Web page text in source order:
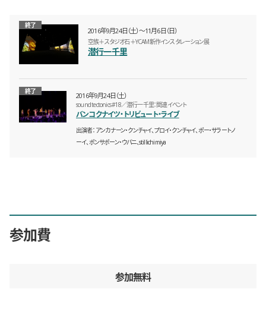
2016年9月24日（土）〜11月6日（日）
終了
空族＋スタジオ石＋YCAM新作インスタレーション展
潜行一千里
2016年9月24日（土）
終了
sound tectonics #18／潜行一千里：関連イベント
バンコクナイツ・トリビュート・ライブ
出演者 アンカナーン・クンチャイ、プロイ・クンチャイ、ポー・サラートノ
ーイ、ポンサポーン・ウパニ、stillichimiya
参加費
参加無料